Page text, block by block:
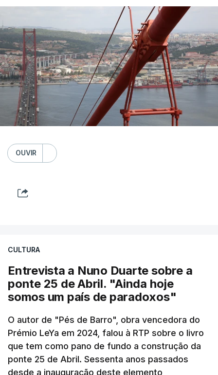
OUVIR
CULTURA
Entrevista a Nuno Duarte sobre a
ponte 25 de Abril. "Ainda hoje
somos um país de paradoxos"
O autor de "Pés de Barro", obra vencedora do
Prémio LeYa em 2024, falou à RTP sobre o livro
que tem como pano de fundo a construção da
ponte 25 de Abril. Sessenta anos passados
desde a inauguração deste elemento